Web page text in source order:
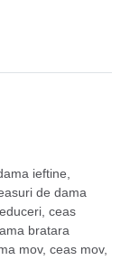
ieftine,
de dama
, ceas
bratara
mov, ceas mov,